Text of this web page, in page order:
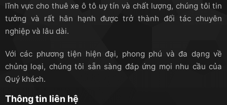
lĩnh vực cho thuê xe ô tô uy tín và chất lượng, chúng tôi tin
tưởng và rất hân hạnh được trở thành đối tác chuyên
nghiệp và lâu dài.
Với các phương tiện hiện đại, phong phú và đa dạng về
chủng loại, chúng tôi sẵn sàng đáp ứng mọi nhu cầu của
Quý khách.
Thông tin liên hệ